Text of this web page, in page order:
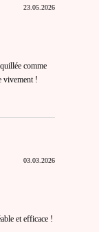
23.05.2026
comme
vivement !
03.03.2026
et efficace !